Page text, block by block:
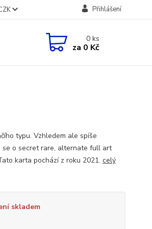
Přihlášení
0ks
za 0 Kč
typu. Vzhledem ale spíše
se o secret rare, alternate full art
karta pochází z roku 2021. celý
skladem